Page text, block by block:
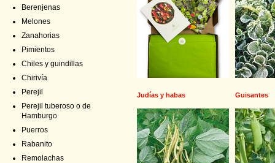
Berenjenas
Melones
Zanahorias
Pimientos
Chiles y guindillas
Chirivía
Perejil
Perejil tuberoso o de
Hamburgo
Puerros
Rabanito
Remolachas
Judías y habas Guisantes